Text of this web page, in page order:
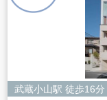
武蔵小山駅 徒歩16分